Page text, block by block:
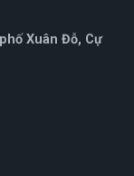
Xuân Đỗ, Cự